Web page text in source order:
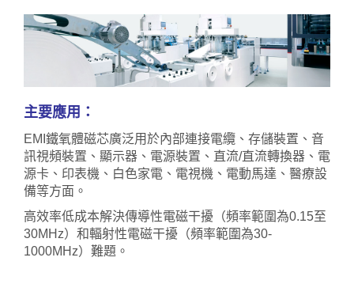
主要應用：
EMI 鐵氧體磁芯廣泛用於內部連接電纜、存儲裝置、音
訊視頻裝置、顯示器、電源裝置、直流/直流轉換器、電
源卡、印表機、白色家電、電視機、電動馬達、醫療設
備等方面。
高效率低成本解決傳導性電磁干擾（頻率範圍為0.15至
30MHz）和輻射性電磁干擾（頻率範圍為30-
1000MHz）難題。